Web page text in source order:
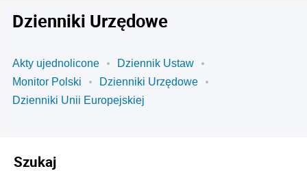
Dzienniki Urzędowe
Akty ujednolicone
Dziennik Ustaw
Monitor Polski
Dzienniki Urzędowe
Dzienniki Unii Europejskiej
Szukaj